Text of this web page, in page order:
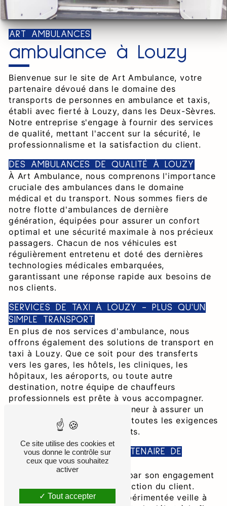
ART AMBULANCES
ambulance à Louzy
Bienvenue sur le site de Art Ambulance, votre
partenaire dévoué dans le domaine des
transports de personnes en ambulance et taxis,
établi avec fierté à Louzy, dans les Deux-Sèvres.
Notre entreprise s'engage à fournir des services
de qualité, mettant l'accent sur la sécurité, le
professionnalisme et la satisfaction du client.
DES AMBULANCES DE QUALITÉ À LOUZY
À Art Ambulance, nous comprenons l'importance
cruciale des ambulances dans le domaine
médical et du transport. Nous sommes fiers de
notre flotte d'ambulances de dernière
génération, équipées pour assurer un confort
optimal et une sécurité maximale à nos précieux
passagers. Chacun de nos véhicules est
régulièrement entretenu et doté des dernières
technologies médicales embarquées,
garantissant une réponse rapide aux besoins de
nos clients.
SERVICES DE TAXI À LOUZY - PLUS QU'UN
SIMPLE TRANSPORT
En plus de nos services d'ambulance, nous
offrons également des solutions de transport en
taxi à Louzy. Que ce soit pour des transferts
vers les gares, les hôtels, les cliniques, les
hôpitaux, les aéroports, ou toute autre
destination, notre équipe de chauffeurs
professionnels est prête à vous accompagner.
Nous mettons un point d'honneur à assurer un
service polyvalent, adapté à toutes les exigences
de déplacement de nos clients.
ART AMBULANCE : UN PARTENAIRE DE
CONFIANCE
Art Ambulance se distingue par son engagement
envers la qualité et la satisfaction du client.
Notre équipe qualifiée et expérimentée veille à
Ce site utilise des cookies et
vous donne le contrôle sur
ceux que vous souhaitez
activer
Tout accepter